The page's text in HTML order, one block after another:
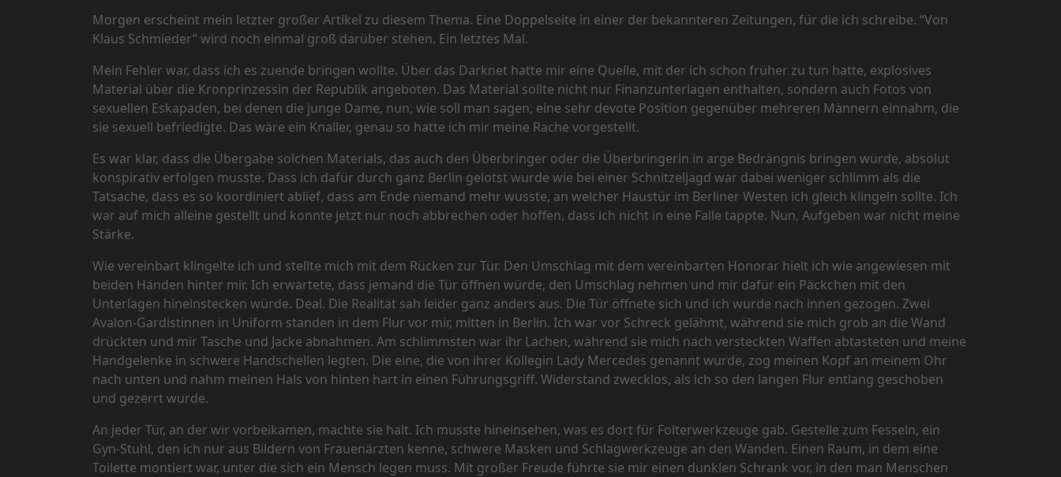
Morgen erscheint mein letzter großer Artikel zu diesem Thema. Eine Doppelseite in einer der bekannteren Zeitungen, für die ich schreibe. “Von
Klaus Schmieder” wird noch einmal groß darüber stehen. Ein letztes Mal.
Mein Fehler war, dass ich es zuende bringen wollte. Über das Darknet hatte mir eine Quelle, mit der ich schon früher zu tun hatte, explosives
Material über die Kronprinzessin der Republik angeboten. Das Material sollte nicht nur Finanzunterlagen enthalten, sondern auch Fotos von
sexuellen Eskapaden, bei denen die junge Dame, nun, wie soll man sagen, eine sehr devote Position gegenüber mehreren Männern einnahm, die
sie sexuell befriedigte. Das wäre ein Knaller, genau so hatte ich mir meine Rache vorgestellt.
Es war klar, dass die Übergabe solchen Materials, das auch den Überbringer oder die Überbringerin in arge Bedrängnis bringen würde, absolut
konspirativ erfolgen musste. Dass ich dafür durch ganz Berlin gelotst wurde wie bei einer Schnitzeljagd war dabei weniger schlimm als die
Tatsache, dass es so koordiniert ablief, dass am Ende niemand mehr wusste, an welcher Haustür im Berliner Westen ich gleich klingeln sollte. Ich
war auf mich alleine gestellt und konnte jetzt nur noch abbrechen oder hoffen, dass ich nicht in eine Falle tappte. Nun, Aufgeben war nicht meine
Stärke.
Wie vereinbart klingelte ich und stellte mich mit dem Rücken zur Tür. Den Umschlag mit dem vereinbarten Honorar hielt ich wie angewiesen mit
beiden Händen hinter mir. Ich erwartete, dass jemand die Tür öffnen würde, den Umschlag nehmen und mir dafür ein Päckchen mit den
Unterlagen hineinstecken würde. Deal. Die Realität sah leider ganz anders aus. Die Tür öffnete sich und ich wurde nach innen gezogen. Zwei
Avalon-Gardistinnen in Uniform standen in dem Flur vor mir, mitten in Berlin. Ich war vor Schreck gelähmt, während sie mich grob an die Wand
drückten und mir Tasche und Jacke abnahmen. Am schlimmsten war ihr Lachen, während sie mich nach versteckten Waffen abtasteten und meine
Handgelenke in schwere Handschellen legten. Die eine, die von ihrer Kollegin Lady Mercedes genannt wurde, zog meinen Kopf an meinem Ohr
nach unten und nahm meinen Hals von hinten hart in einen Führungsgriff. Widerstand zwecklos, als ich so den langen Flur entlang geschoben
und gezerrt wurde.
An jeder Tür, an der wir vorbeikamen, machte sie halt. Ich musste hineinsehen, was es dort für Folterwerkzeuge gab. Gestelle zum Fesseln, ein
Gyn-Stuhl, den ich nur aus Bildern von Frauenärzten kenne, schwere Masken und Schlagwerkzeuge an den Wänden. Einen Raum, in dem eine
Toilette montiert war, unter die sich ein Mensch legen muss. Mit großer Freude führte sie mir einen dunklen Schrank vor, in den man Menschen